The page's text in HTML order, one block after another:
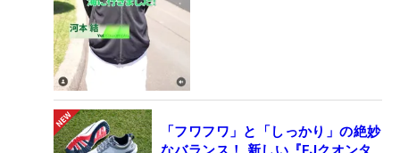
「フワフワ」と「しっかり」の絶妙